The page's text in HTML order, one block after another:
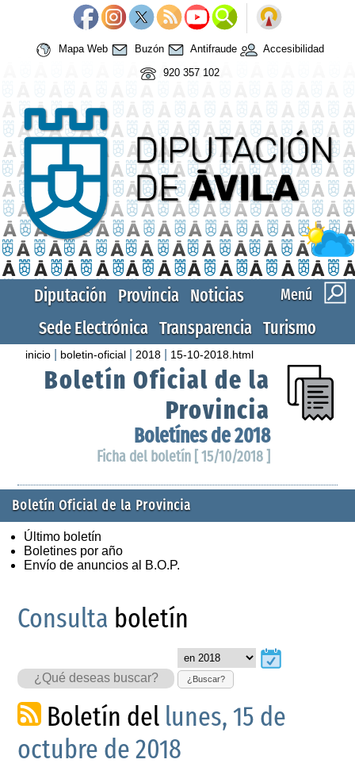
Mapa Web Buzón Antifraude
Accesibilidad
920 357 102
Menú
Diputación Provincia Noticias
Sede Electrónica Transparencia Turismo
inicio boletin-oficial 2018 15-10-2018.html
Boletín Oficial de la
Provincia
Boletínes de 2018
Ficha del boletín [ 15/10/2018 ]
Boletín Oficial de la Provincia
Último boletín
Boletines por año
Envío de anuncios al B.O.P.
Consulta boletín
¿Buscar?
Boletín del lunes, 15 de
octubre de 2018